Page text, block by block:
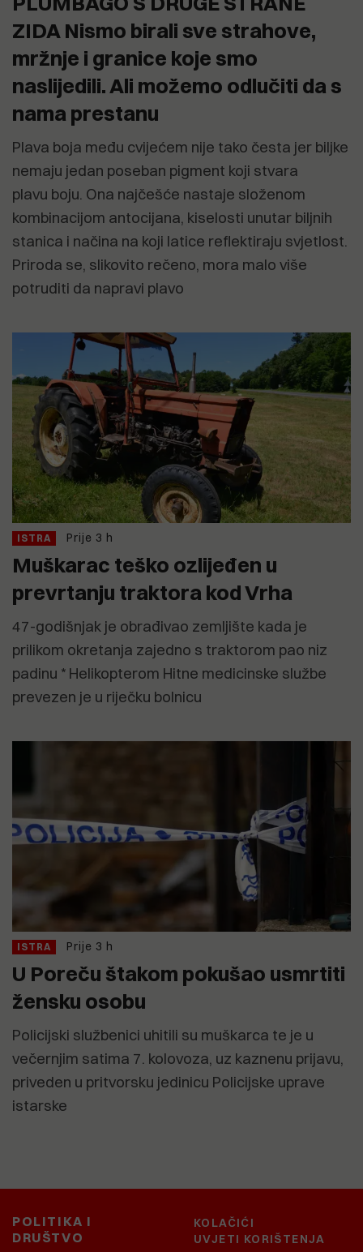
ZIDA Nismo birali sve strahove,
mržnje i granice koje smo
naslijedili. Ali možemo odlučiti da s
nama prestanu
Plava boja među cvijećem nije tako česta jer biljke
nemaju jedan poseban pigment koji stvara
plavu boju. Ona najčešće nastaje složenom
kombinacijom antocijana, kiselosti unutar biljnih
stanica i načina na koji latice reflektiraju svjetlost.
Priroda se, slikovito rečeno, mora malo više
potruditi da napravi plavo
ISTRA Prije 3 h
Muškarac teško ozlijeđen u
prevrtanju traktora kod Vrha
47-godišnjak je obrađivao zemljište kada je
prilikom okretanja zajedno s traktorom pao niz
padinu * Helikopterom Hitne medicinske službe
prevezen je u riječku bolnicu
ISTRA Prije 3 h
U Poreču štakom pokušao usmrtiti
žensku osobu
Policijski službenici uhitili su muškarca te je u
večernjim satima 7. kolovoza, uz kaznenu prijavu,
priveden u pritvorsku jedinicu Policijske uprave
istarske
POLITIKA I
DRUŠTVO
KOLAČIĆI
UVJETI KORIŠTENJA